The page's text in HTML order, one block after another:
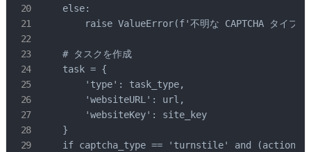
    else:
raise ValueError(f'不明な CAPTCHA タイプ:
    # タスクを作成
    task = {
        'type': task_type,
        'websiteURL': url,
        'websiteKey': site_key
    }
if captcha_type == 'turnstile' and (action